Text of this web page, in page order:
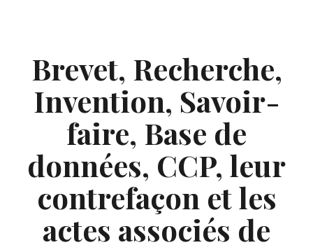
Brevet, Recherche,
Invention, Savoir-
faire, Base de
données, CCP, leur
contrefaçon et les
actes associés de